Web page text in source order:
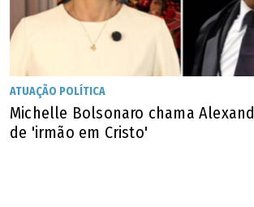
ATUAÇÃO POLÍTICA
Michelle Bolsonaro chama
de 'irmão em Cristo'